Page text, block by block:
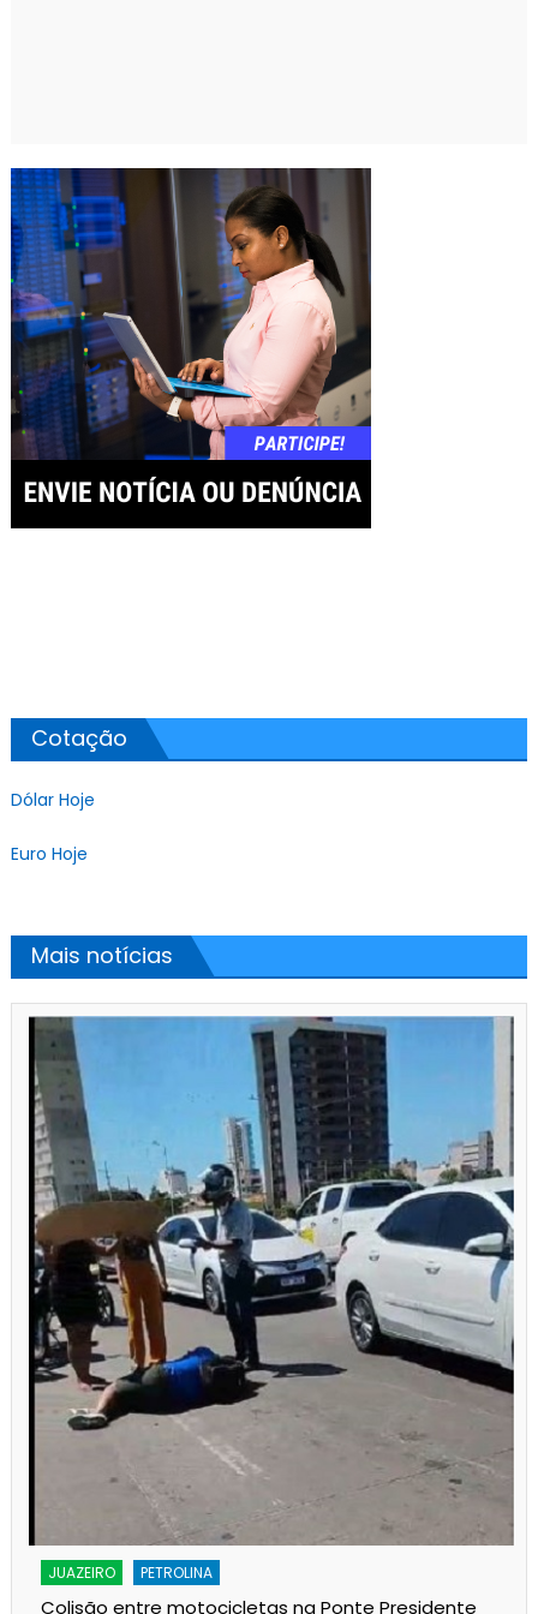
Cotação
Dólar Hoje
Euro Hoje
Mais notícias
JUAZEIRO PETROLINA
Colisão entre motocicletas na Ponte Presidente